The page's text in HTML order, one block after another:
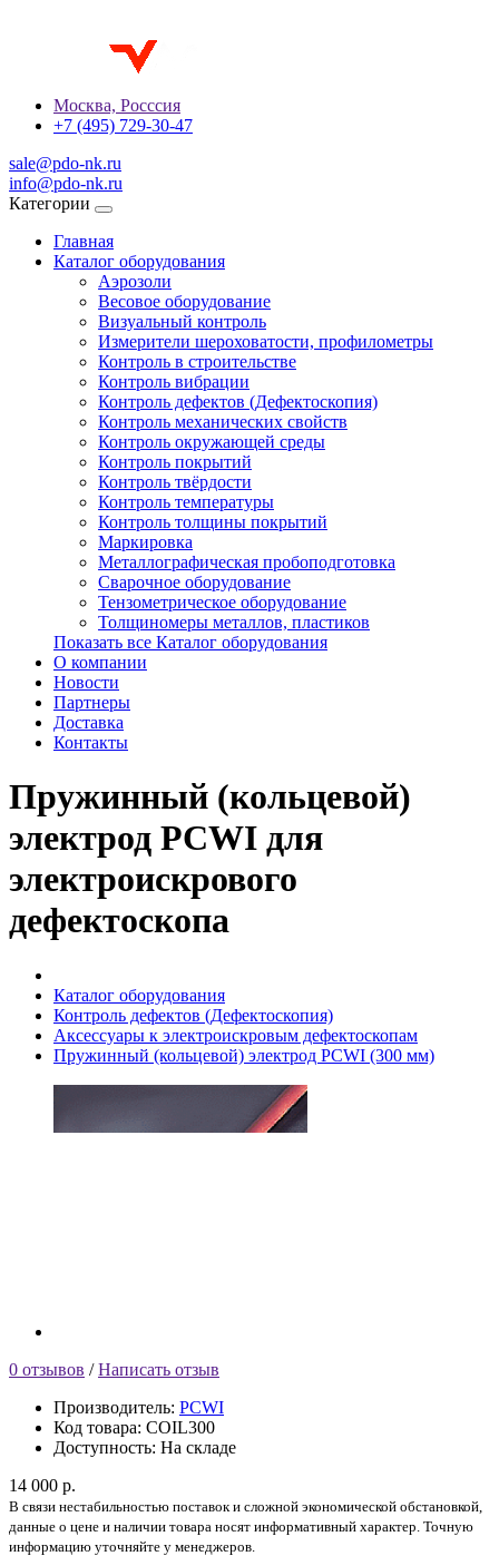
Москва, Росссия
+7 (495) 729-30-47
sale@pdo-nk.ru
info@pdo-nk.ru
Категории
Главная
Каталог оборудования
Аэрозоли
Весовое оборудование
Визуальный контроль
Измерители шероховатости, профилометры
Контроль в строительстве
Контроль вибрации
Контроль дефектов (Дефектоскопия)
Контроль механических свойств
Контроль окружающей среды
Контроль покрытий
Контроль твёрдости
Контроль температуры
Контроль толщины покрытий
Маркировка
Металлографическая пробоподготовка
Сварочное оборудование
Тензометрическое оборудование
Толщиномеры металлов, пластиков
Показать все Каталог оборудования
О компании
Новости
Партнеры
Доставка
Контакты
Пружинный (кольцевой)
электрод PCWI для
электроискрового
дефектоскопа
Каталог оборудования
Контроль дефектов (Дефектоскопия)
Аксессуары к электроискровым дефектоскопам
Пружинный (кольцевой) электрод PCWI (300 мм)
0 отзывов /Написать отзыв
Производитель: PCWI
Код товара: COIL300
Доступность: На складе
14 000 р.
В связи нестабильностью поставок и сложной экономической обстановкой,
данные о цене и наличии товара носят информативный характер. Точную
информацию уточняйте у менеджеров.